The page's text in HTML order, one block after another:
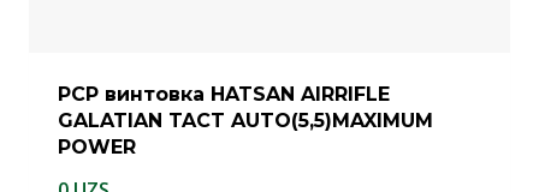
PCP винтовка HATSAN AIRRIFLE
GALATIAN TACT AUTO(5,5)MAXIMUM
POWER